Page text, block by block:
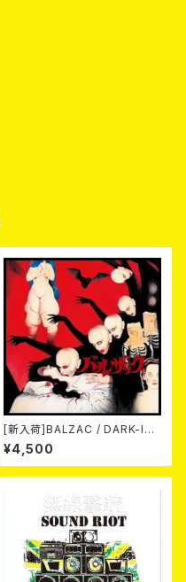
[新入荷]BALZAC / DARK-IS
M -20th Anniversary Comp
ilation- (2CD)
¥4,500